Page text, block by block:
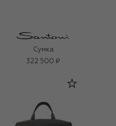
Сумка
322 500 ₽